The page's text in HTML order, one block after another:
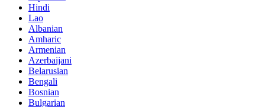
Hindi
Lao
Albanian
Amharic
Armenian
Azerbaijani
Belarusian
Bengali
Bosnian
Bulgarian